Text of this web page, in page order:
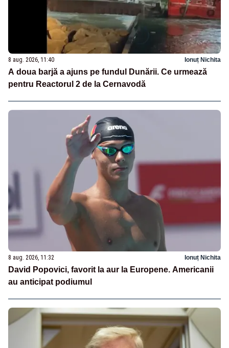
8 aug. 2026, 11:40 Ionuț Nichita
A doua barjă a ajuns pe fundul Dunării. Ce urmează
pentru Reactorul 2 de la Cernavodă
8 aug. 2026, 11:32 Ionuț Nichita
David Popovici, favorit la aur la Europene. Americanii
au anticipat podiumul